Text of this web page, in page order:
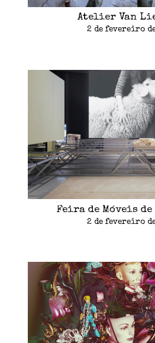
Atelier Van
2 de fevereiro
Feira de Móveis de
2 de fevereiro